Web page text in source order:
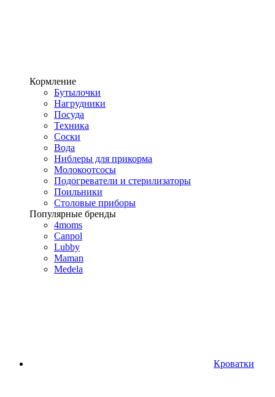
Кормление
Бутылочки
Нагрудники
Посуда
Техника
Соски
Вода
Ниблеры для прикорма
Молокоотсосы
Подогреватели и стерилизаторы
Поильники
Столовые приборы
Популярные бренды
4moms
Canpol
Lubby
Maman
Medela
Кроватки